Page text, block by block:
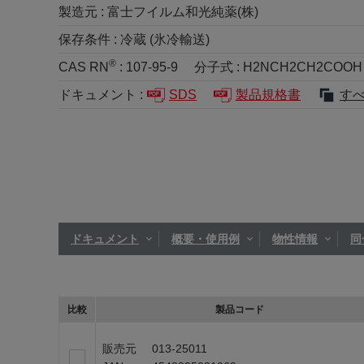
製造元 : 富士フイルム和光純薬(株)
保存条件 : 冷蔵 (氷冷輸送)
CAS RN ® : 107-95-9 分子式 : H2NCH2CH2COOH
ドキュメント :
SDS 製品規格書 す
ドキュメント 概要・使用例 物性情報
比較 製品コード
販売元
013-25011